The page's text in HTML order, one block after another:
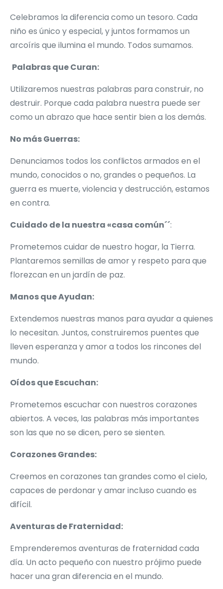
Celebramos la diferencia como un tesoro. Cada
niño es único y especial, y juntos formamos un
arcoíris que ilumina el mundo. Todos sumamos.
Palabras que Curan:
Utilizaremos nuestras palabras para construir, no
destruir. Porque cada palabra nuestra puede ser
como un abrazo que hace sentir bien a los demás.
No más Guerras:
Denunciamos todos los conflictos armados en el
mundo, conocidos o no, grandes o pequeños. La
guerra es muerte, violencia y destrucción, estamos
en contra.
Cuidado de la nuestra «casa común´´:
Prometemos cuidar de nuestro hogar, la Tierra.
Plantaremos semillas de amor y respeto para que
florezcan en un jardín de paz.
Manos que Ayudan:
Extendemos nuestras manos para ayudar a quienes
lo necesitan. Juntos, construiremos puentes que
lleven esperanza y amor a todos los rincones del
mundo.
Oídos que Escuchan:
Prometemos escuchar con nuestros corazones
abiertos. A veces, las palabras más importantes
son las que no se dicen, pero se sienten.
Corazones Grandes:
Creemos en corazones tan grandes como el cielo,
capaces de perdonar y amar incluso cuando es
difícil.
Aventuras de Fraternidad:
Emprenderemos aventuras de fraternidad cada
día. Un acto pequeño con nuestro prójimo puede
hacer una gran diferencia en el mundo.